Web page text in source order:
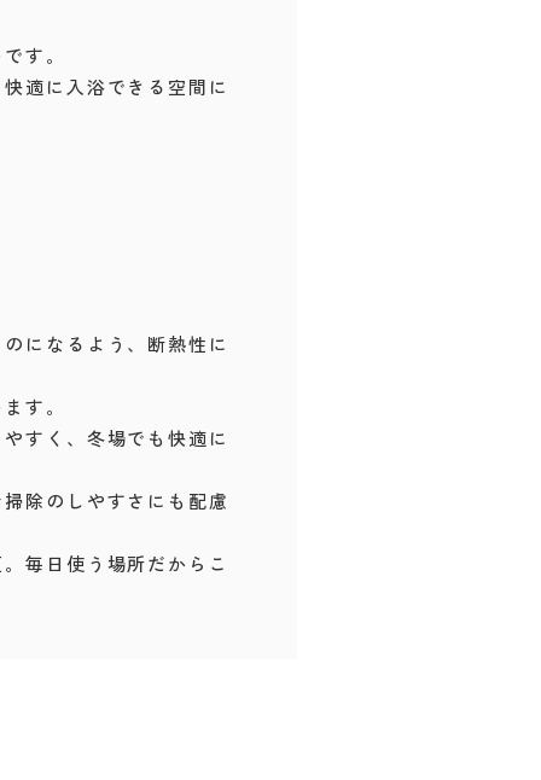
す。
適に入浴できる空間に
になるよう、断熱性に
す。
すく、冬場でも快適に
除のしやすさにも配慮
毎日使う場所だからこ